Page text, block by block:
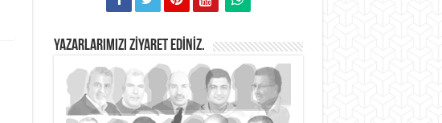
YAZARLARIMIZI ZIYARET EDINIZ.